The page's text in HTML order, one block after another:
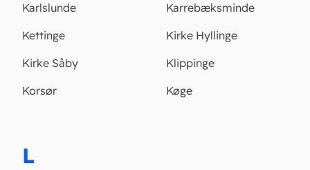
Karlslunde
Karrebæksminde
Kettinge
Kirke Hyllinge
Kirke Såby
Klippinge
Korsør
Køge
L